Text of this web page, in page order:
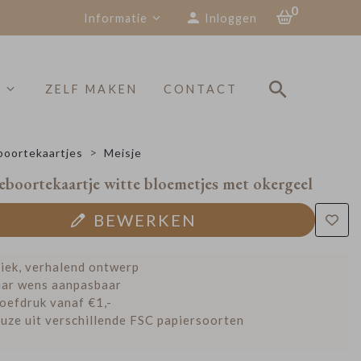
Informatie Inloggen
0
ZELF MAKEN CONTACT
Meisje
witte bloemetjes met okergeel
BEWERKEN
verhalend ontwerp
wens aanpasbaar
vanaf €1,-
uit verschillende FSC papiersoorten